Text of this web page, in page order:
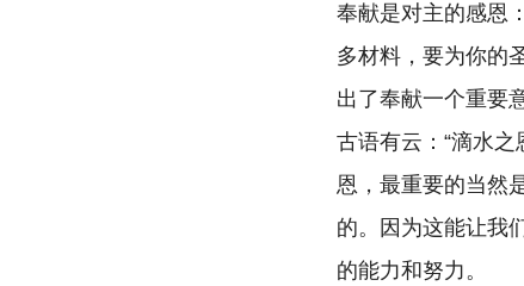
奉献是对主的感恩
多材料，要为你的
出了奉献一个重要
古语有云：“滴水
恩，最重要的当然
的。因为这能让我
的能力和努力。